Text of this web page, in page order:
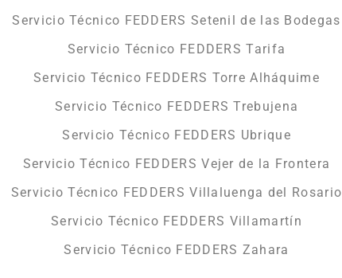
Servicio Técnico FEDDERS Setenil de las Bodegas
Servicio Técnico FEDDERS Tarifa
Servicio Técnico FEDDERS Torre Alháquime
Servicio Técnico FEDDERS Trebujena
Servicio Técnico FEDDERS Ubrique
Servicio Técnico FEDDERS Vejer de la Frontera
Servicio Técnico FEDDERS Villaluenga del Rosario
Servicio Técnico FEDDERS Villamartín
Servicio Técnico FEDDERS Zahara